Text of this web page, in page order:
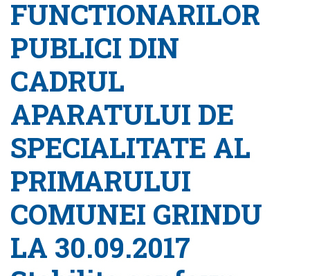
FUNCTIONARILOR
PUBLICI DIN
CADRUL
APARATULUI DE
SPECIALITATE AL
PRIMARULUI
COMUNEI GRINDU
LA 30.09.2017